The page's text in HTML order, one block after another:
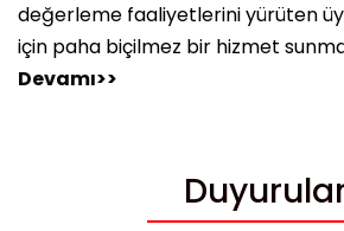
değerleme faaliyetlerini yürüten
için paha biçilmez bir hizmet
Devamı>>